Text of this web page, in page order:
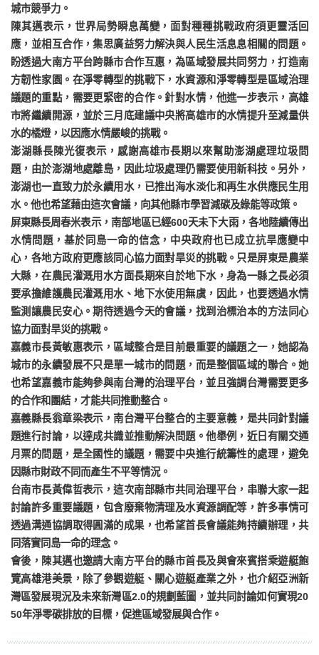
城市競爭力。
陳其邁表示，世界局勢瞬息萬變，面對種種挑戰政府須更靈活回
應，並相互合作，集思廣益努力解決與人民生活息息相關的問題。
盼透過大南方平台跨縣市合作互惠，為區域發展共同努力，打造南
方韌性家園。在淨零轉型的挑戰下，水資源和淨零轉型是區域治理
議題的重點，需要更緊密的合作。針對水情，他進一步表示，高雄
市將繼續開源，並於三月底建議中央將高雄市的水情提升至減量供
水的橘燈，以因應水情嚴峻的挑戰。
澎湖縣長陳光復表示，感謝高雄市長期以來幫助澎湖處理垃圾問
題，由於澎湖地處離島，因此垃圾處理仍需要使用新科技。另外，
澎湖也一直致力於永續用水，已推出海水淡化和再生水供應民生用
水。他也希望藉由這次會議，向其他縣市學習減碳及綠能等政策。
屏東縣長周春米表示，南部地區已經600天未下大雨，各地陸續傳出
水情問題，基於同島一命的信念，中央政府也已成立抗旱應變中
心，各地方政府更應該同心協力面對旱災的挑戰。只是屏東是農業
大縣，在農民灌溉用水方面長期來自於地下水，身為一縣之長必須
要承擔維護農民灌溉用水、地下水使用無虞，因此，也要透過水情
監測讓農民安心。期待透過今天的會議，找到治標治本的方法同心
協力面對旱災的挑戰。
嘉義市長黃敏惠表示，區域整合是目前最重要的議題之一，她認為
城市的永續發展不只是單一城市的問題，而是整個區域的聯合。她
也希望嘉義市能夠參與南台灣的治理平台，並且強調台灣需要更多
的合作和團結，才能共同推動整合。
嘉義縣長翁章梁表示，南台灣平台整合的主要意義，是共同針對議
題進行討論，以達成共識並推動解決問題。他舉例，近日有關交通
月票的問題，是全國性的議題，需要中央進行統籌性的處理，避免
因縣市財政不同而產生不平等情況。
台南市長黃偉哲表示，這次南部縣市共同治理平台，串聯大家一起
討論許多重要議題，包含廢棄物清理及水資源調配等，許多事情可
透過溝通協調取得圓滿的成果，也希望首長會議能夠持續辦理，共
同落實同島一命的理念。
會後，陳其邁也邀請大南方平台的縣市首長及與會來賓搭乘遊艇飽
覽高雄港美景，除了參觀遊艇、關心遊艇產業之外，也介紹亞洲新
灣區發展現況及未來新灣區2.0的規劃藍圖，並共同討論如何實現20
50年淨零碳排放的目標，促進區域發展與合作。